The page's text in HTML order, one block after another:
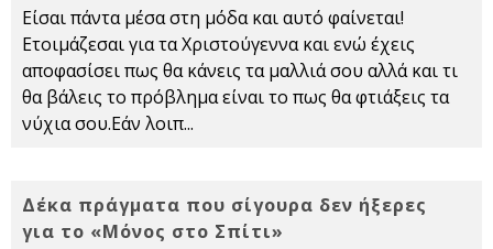
Είσαι πάντα μέσα στη μόδα και αυτό φαίνεται!
Ετοιμάζεσαι για τα Χριστούγεννα και ενώ έχεις
αποφασίσει πως θα κάνεις τα μαλλιά σου αλλά και τι
θα βάλεις το πρόβλημα είναι το πως θα φτιάξεις τα
νύχια σου.Εάν λοιπ...
Δέκα πράγματα που σίγουρα δεν ήξερες
για το «Μόνος στο Σπίτι»